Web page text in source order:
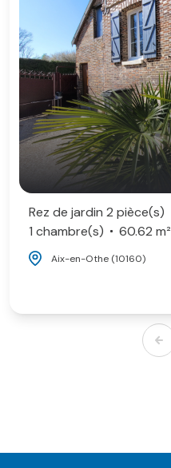
Rez de jardin 2 pièce(s)
1 chambre(s)
60.62 m²
Aix-en-Othe (10160)